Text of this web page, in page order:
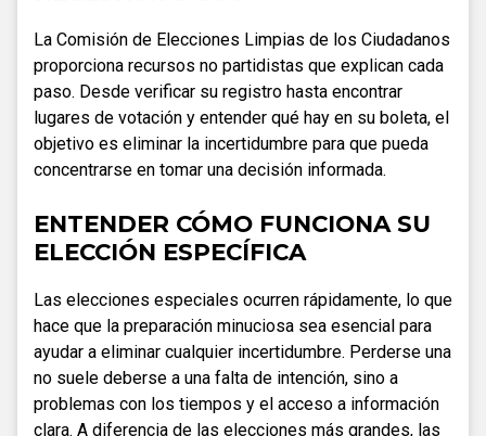
La Comisión de Elecciones Limpias de los Ciudadanos
proporciona recursos no partidistas que explican cada
paso. Desde verificar su registro hasta encontrar
lugares de votación y entender qué hay en su boleta, el
objetivo es eliminar la incertidumbre para que pueda
concentrarse en tomar una decisión informada.
ENTENDER CÓMO FUNCIONA SU
ELECCIÓN ESPECÍFICA
Las elecciones especiales ocurren rápidamente, lo que
hace que la preparación minuciosa sea esencial para
ayudar a eliminar cualquier incertidumbre. Perderse una
no suele deberse a una falta de intención, sino a
problemas con los tiempos y el acceso a información
clara. A diferencia de las elecciones más grandes, las